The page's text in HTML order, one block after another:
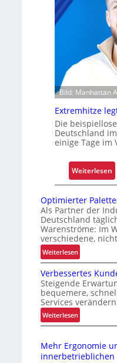
d
e
r
n
i
s
e
t
t
s
i
c
h
e
t
Z
u
v
e
ä
s
i
g
k
i
t
u
n
B
e
t
Bild: Manhattan
Extremhitze
Die
Deutschland
einige Tage im
Weiterlesen
E
t
r
e
i
t
z
e
g
t
Optimierter
Als Partner der
Deutschland
Warenströme: Im
verschiedene,
Weiterlesen:
O
p
t
i
m
i
t
Verbessertes
Steigende
bequemere,
Services
Weiterlesen:
V
r
b
Mehr Ergonomie
innerbetrieblichen